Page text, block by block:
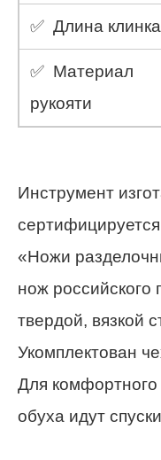
✅ Длина клинка
✅ Материал
рукояти
Инструмент
«Ножи
нож российского
твердой, вязкой
Укомплектован
Для комфортного
обуха идут